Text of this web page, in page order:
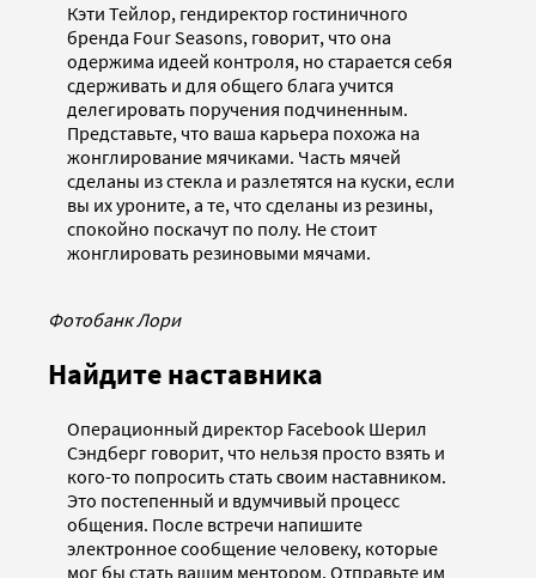
Кэти Тейлор, гендиректор гостиничного
бренда Four Seasons, говорит, что она
одержима идеей контроля, но старается себя
сдерживать и для общего блага учится
делегировать поручения подчиненным.
Представьте, что ваша карьера похожа на
жонглирование мячиками. Часть мячей
сделаны из стекла и разлетятся на куски, если
вы их уроните, а те, что сделаны из резины,
спокойно поскачут по полу. Не стоит
жонглировать резиновыми мячами.
Фотобанк Лори
Найдите наставника
Операционный директор Facebook Шерил
Сэндберг говорит, что нельзя просто взять и
кого-то попросить стать своим наставником.
Это постепенный и вдумчивый процесс
общения. После встречи напишите
электронное сообщение человеку, которые
мог бы стать вашим ментором. Отправьте им